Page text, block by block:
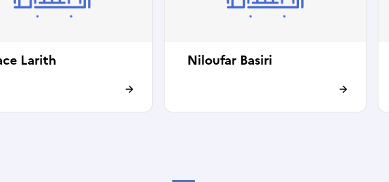
Larith Niloufar Basiri